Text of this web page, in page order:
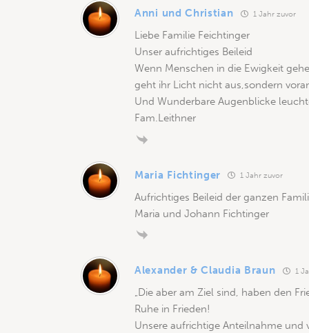
Anni und Christian 1 Jahr zuvor
Liebe Familie Feichtinger
Unser aufrichtiges Beileid
Wenn Menschen in die Ewigkeit
geht ihr Licht nicht aus,sondern
Und Wunderbare Augenblicke
Fam.Leithner
Maria Fichtinger 1 Jahr zuvor
Aufrichtiges Beileid der ganzen
Maria und Johann Fichtinger
Alexander & Claudia Braun 1
„Die aber am Ziel sind, haben den
Ruhe in Frieden!
Unsere aufrichtige Anteilnahme und